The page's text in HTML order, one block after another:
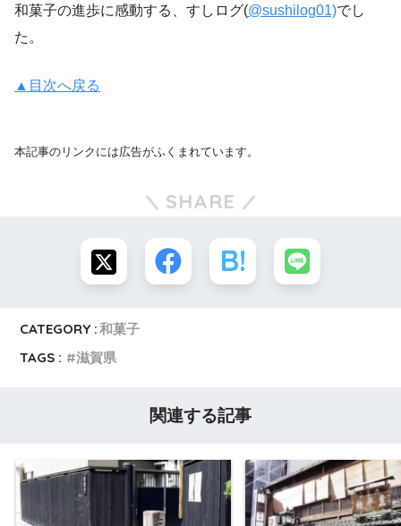
和菓子の進歩に感動する、すしログ(@sushilog01)でし
た。
▲目次へ戻る
本記事のリンクには広告がふくまれています。
SHARE
CATEGORY :和菓子
TAGS :
滋賀県
関連する記事